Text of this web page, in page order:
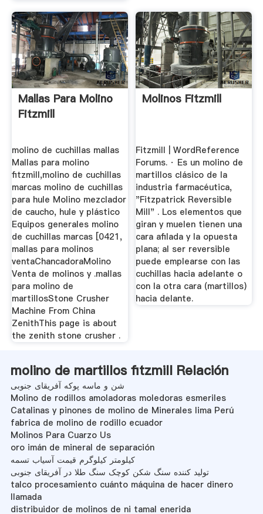
Mallas Para Molino
Fitzmill
molino de cuchillas mallas
Mallas para molino
fitzmill,molino de cuchillas
marcas molino de cuchillas
para hule Molino mezclador
de caucho, hule y plástico
Equipos generales molino
de cuchillas marcas [0421,
mallas para molinos
ventaChancadoraMolino
Venta de molinos y .mallas
para molino de
martillosStone Crusher
Machine From China
ZenithThis page is about
the zenith stone crusher .
Molinos Fitzmill
Fitzmill | WordReference
Forums. · Es un molino de
martillos clásico de la
industria farmacéutica,
"Fitzpatrick Reversible
Mill" . Los elementos que
giran y muelen tienen una
cara afilada y la opuesta
plana; al ser reversible
puede emplearse con las
cuchillas hacia adelante o
con la otra cara (martillos)
hacia delante.
molino de martillos fitzmill Relación
شن و ماسه پوکه آفریقای جنوبی
Molino de rodillos amoladoras moledoras esmeriles
Catalinas y pinones de molino de Minerales lima Perú
fabrica de molino de rodillo ecuador
Molinos Para Cuarzo Us
oro imán de mineral de separación
کیلومتر کیلوگرم قیمت آسیاب تسمه
تولید کننده سنگ شکن کوچک سنگ طلا در آفریقای جنوبی
talco procesamiento cuánto máquina de hacer dinero
llamada
distribuidor de molinos de ni tamal enerida